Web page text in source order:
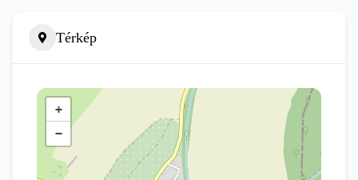
Térkép
+
−